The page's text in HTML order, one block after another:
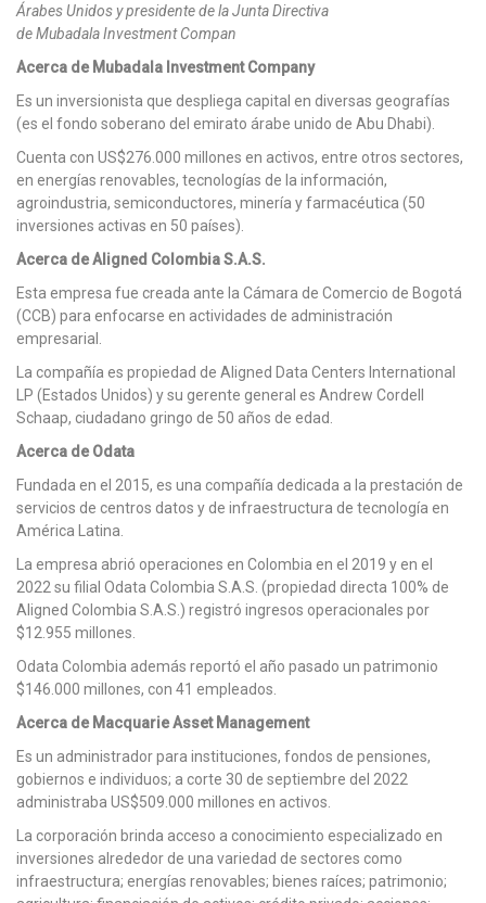
Árabes Unidos y presidente de la Junta Directiva
de Mubadala Investment Compan
Acerca de Mubadala Investment Company
Es un inversionista que despliega capital en diversas geografías
(es el fondo soberano del emirato árabe unido de Abu Dhabi).
Cuenta con US$276.000 millones en activos, entre otros sectores,
en energías renovables, tecnologías de la información,
agroindustria, semiconductores, minería y farmacéutica (50
inversiones activas en 50 países).
Acerca de Aligned Colombia S.A.S.
Esta empresa fue creada ante la Cámara de Comercio de Bogotá
(CCB) para enfocarse en actividades de administración
empresarial.
La compañía es propiedad de Aligned Data Centers International
LP (Estados Unidos) y su gerente general es Andrew Cordell
Schaap, ciudadano gringo de 50 años de edad.
Acerca de Odata
Fundada en el 2015, es una compañía dedicada a la prestación de
servicios de centros datos y de infraestructura de tecnología en
América Latina.
La empresa abrió operaciones en Colombia en el 2019 y en el
2022 su filial Odata Colombia S.A.S. (propiedad directa 100% de
Aligned Colombia S.A.S.) registró ingresos operacionales por
$12.955 millones.
Odata Colombia además reportó el año pasado un patrimonio
$146.000 millones, con 41 empleados.
Acerca de Macquarie Asset Management
Es un administrador para instituciones, fondos de pensiones,
gobiernos e individuos; a corte 30 de septiembre del 2022
administraba US$509.000 millones en activos.
La corporación brinda acceso a conocimiento especializado en
inversiones alrededor de una variedad de sectores como
infraestructura; energías renovables; bienes raíces; patrimonio;